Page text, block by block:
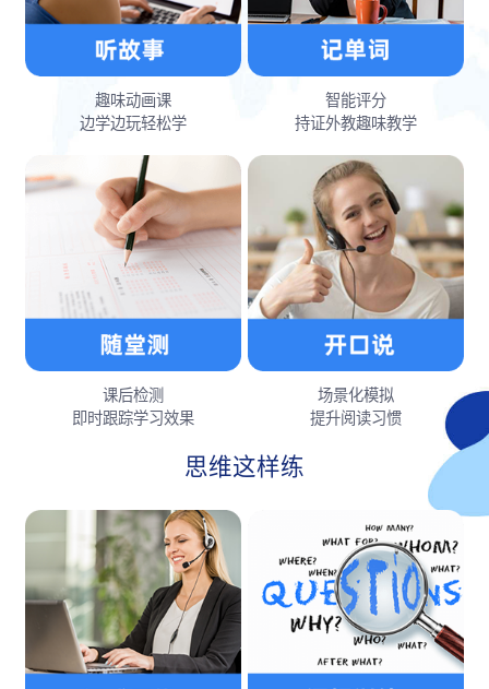
趣味动画课
边学边玩轻松学
智能评分
持证外教趣味教学
课后检测
即时跟踪学习效果
场景化模拟
提升阅读习惯
思维这样练